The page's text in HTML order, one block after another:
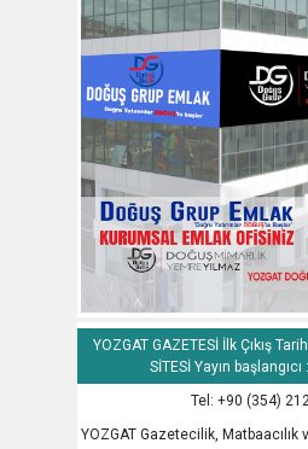
YOZGAT GAZETESİ İlk Çıkış
SİTESİ Yayın
Tel: +90 (354)
YOZGAT Gazetecilik, Matbaacılık